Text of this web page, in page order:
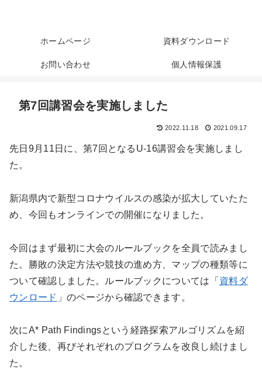
スト上越妙高
ホームページ 資料ダウンロード
お問い合わせ 個人情報保護
第7回講習会を実施しました
2022.11.18 2021.09.17
先日9月11日に、第7回となるU-16講習会を実施しまし
た。
新潟県内で新型コロナウイルスの感染が拡大していたた
め、今回もオンラインでの開催になりました。
今回はまず最初に大会のルールブックを全員で読みまし
た。勝敗の決定方法や競技の進め方、マップの種類等に
ついて確認しました。ルールブックについては「 資料ダ
ウンロード 」のページから確認できます。
次にA* Path Findingsという経路探索アルゴリズムを紹
介した後、再びそれぞれのプログラムを改良し続けまし
た。